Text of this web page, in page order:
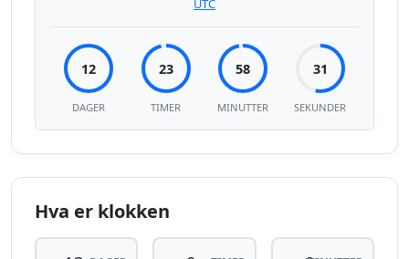
UTC
12
DAGER
23
TIMER
58
MINUTTER
31
SEKUNDER
Hva er klokken